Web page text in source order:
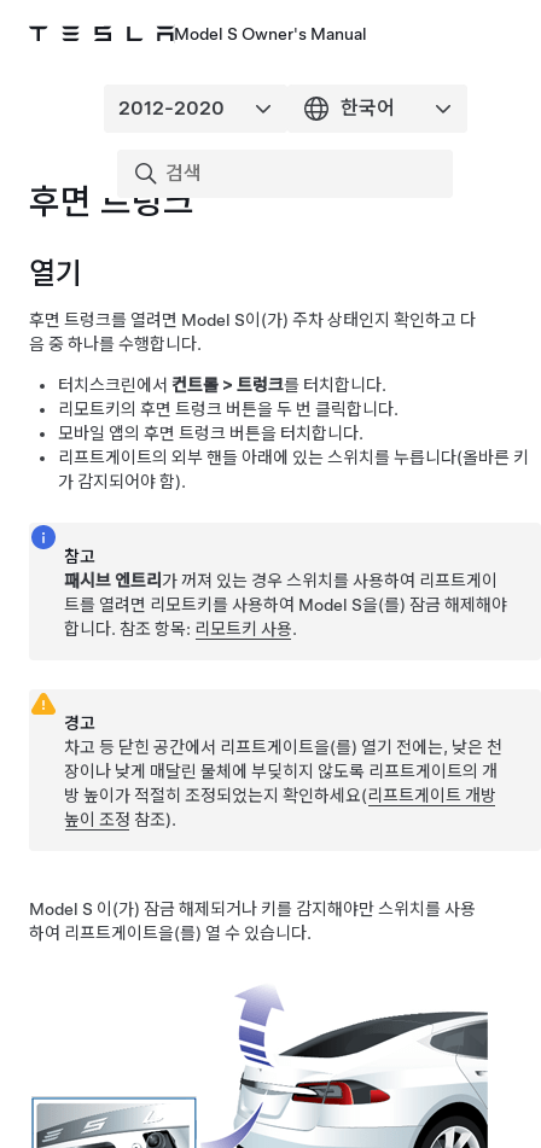
Model S Owner's Manual
후면 트렁크
열기
후면 트렁크를 열려면 Model S이(가) 주차 상태인지 확인하고 다
음 중 하나를 수행합니다.
터치스크린에서 컨트롤 > 트렁크를 터치합니다.
리모트키의 후면 트렁크 버튼을 두 번 클릭합니다.
모바일 앱의 후면 트렁크 버튼을 터치합니다.
리프트게이트의 외부 핸들 아래에 있는 스위치를 누릅니다(올바른 키
가 감지되어야 함).
참고
패시브 엔트리 가 꺼져 있는 경우 스위치를 사용하여 리프트게이
트를 열려면 리모트키를 사용하여 Model S을(를) 잠금 해제해야
합니다. 참조 항목: 리모트키 사용.
경고
차고 등 닫힌 공간에서 리프트게이트을(를) 열기 전에는, 낮은 천
장이나 낮게 매달린 물체에 부딪히지 않도록 리프트게이트의 개
방 높이가 적절히 조정되었는지 확인하세요(리프트게이트 개방
높이 조정 참조).
Model S 이(가) 잠금 해제되거나 키를 감지해야만 스위치를 사용
하여 리프트게이트을(를) 열 수 있습니다.